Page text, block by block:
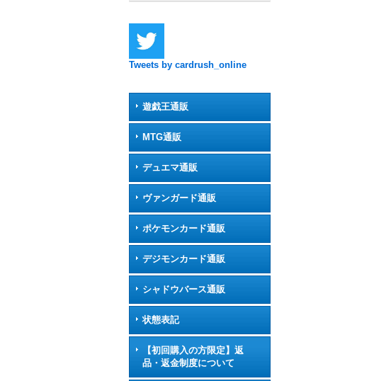
Tweets by cardrush_online
遊戯王通販
MTG通販
デュエマ通販
ヴァンガード通販
ポケモンカード通販
デジモンカード通販
シャドウバース通販
状態表記
【初回購入の方限定】返
品・返金制度について